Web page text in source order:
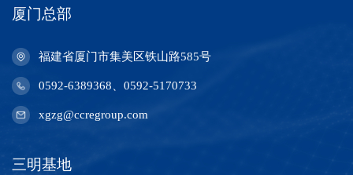
厦门总部
福建省厦门市集美区铁山路585号
0592-6389368、0592-5170733
xgzg@ccregroup.com
三明基地